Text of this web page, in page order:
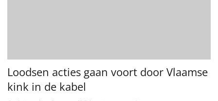
Loodsen acties gaan voort door Vlaamse
kink in de kabel